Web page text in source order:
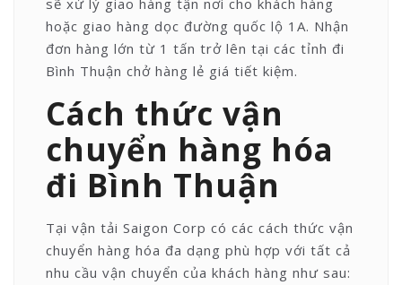
sẽ xử lý giao hàng tận nơi cho khách hàng
hoặc giao hàng dọc đường quốc lộ 1A. Nhận
đơn hàng lớn từ 1 tấn trở lên tại các tỉnh đi
Bình Thuận chở hàng lẻ giá tiết kiệm.
Cách thức vận
chuyển hàng hóa
đi Bình Thuận
Tại vận tải Saigon Corp có các cách thức vận
chuyển hàng hóa đa dạng phù hợp với tất cả
nhu cầu vận chuyển của khách hàng như sau: